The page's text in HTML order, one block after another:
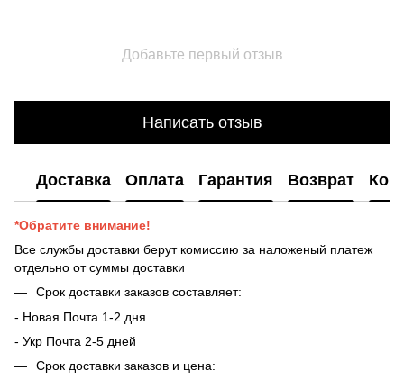
Добавьте первый отзыв
Написать отзыв
Доставка Оплата Гарантия Возврат
*Обратите внимание!
Все службы доставки берут комиссию за наложеный платеж
отдельно от суммы доставки
Срок доставки заказов составляет:
- Новая Почта 1-2 дня
- ​​Укр Почта 2-5 дней
Срок доставки заказов и цена: